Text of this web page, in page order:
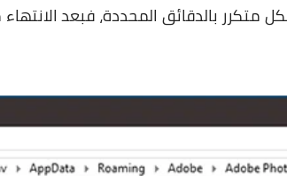
متكرر بالدقائق المحددة، فبعد